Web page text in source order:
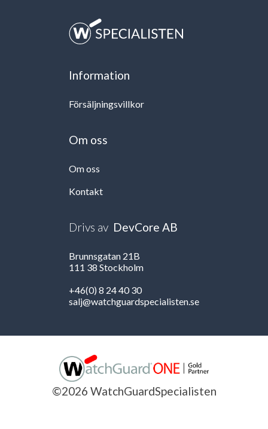
Information
Försäljningsvillkor
Om oss
Om oss
Kontakt
Drivs av DevCore AB
Brunnsgatan 21B
111 38 Stockholm
+46(0) 8 24 40 30
salj@watchguardspecialisten.se
©2026 WatchGuardSpecialisten